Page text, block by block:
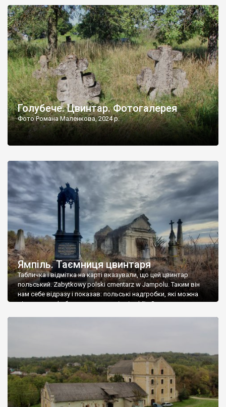
бруньками, кози ті бруньки обгризають, бо то улюблений
делікатес. На цвинтарі у Голубечому ціла колекція
різноманітних форм хрестів. Село відносно невелике, […]
Голубече. Цвинтар. Фотогалерея
Фото Романа Маленкова, 2024 р.
Ямпіль. Таємниця цвинтаря
Табличка і відмітка на карті вказували, що цей цвинтар
польський. Zabytkowy polski cmentarz w Jampolu. Таким він
нам себе відразу і показав: польські надгробки, які можна
віднести до фабричних, польські епітафії… Загалом цвинтар